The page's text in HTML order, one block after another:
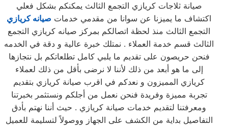
صيانة ثلاجات كريازي التجمع الثالث يمكنكم بشكل فعلي
اكتشاف ما يميزنا عن سوانا من مقدمي خدمات صيانه كريازي
التجمع الثالث منذ لحظة اتصالكم بمركز صيانه كريازي التجمع
الثالث قسم خدمة العملاء . نمتلك خبرة عالية و دقة في الخدمه
فنحن حريصون على تقديم ما يلبي كامل تطلعاتكم بل نتجازها
إلى ما هو أبعد من ذلك لأننا لا نرضى بأقل من ذلك لعملاء
كريازي المميزون و نعدكم في اقرب صيانة كريازي بتقديم
تجربة مميزة وفريدة فنحن نعمل من أجلكم ونستثمر بخبرتنا
ومعرفتنا لتقديم خدمات صيانة كريازي . حيث أننا نهتم بأدق
التفاصيل بداية من الكشف على الجهاز ووصولاً لتسليمة للعميل